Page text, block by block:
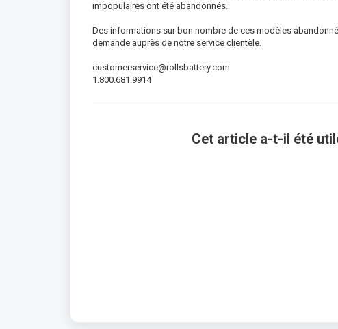
impopulaires ont été abandonnés.
Des informations sur bon nombre de ces modèles
demande auprès de notre service clientèle.
customerservice@rollsbattery.com
1.800.681.9914
Cet article a-t-il été